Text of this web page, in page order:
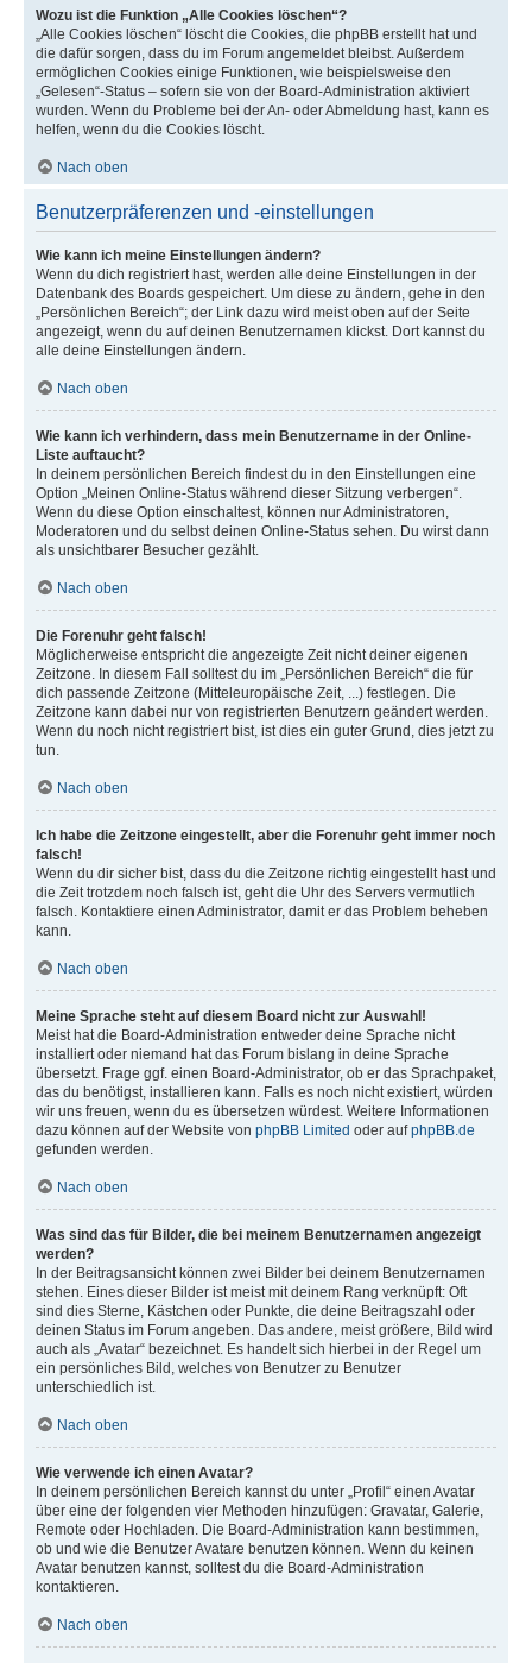
Wozu ist die Funktion „Alle Cookies löschen“?
„Alle Cookies löschen“ löscht die Cookies, die phpBB erstellt hat und
die dafür sorgen, dass du im Forum angemeldet bleibst. Außerdem
ermöglichen Cookies einige Funktionen, wie beispielsweise den
„Gelesen“-Status – sofern sie von der Board-Administration aktiviert
wurden. Wenn du Probleme bei der An- oder Abmeldung hast, kann es
helfen, wenn du die Cookies löscht.
Nach oben
Benutzerpräferenzen und -einstellungen
Wie kann ich meine Einstellungen ändern?
Wenn du dich registriert hast, werden alle deine Einstellungen in der
Datenbank des Boards gespeichert. Um diese zu ändern, gehe in den
„Persönlichen Bereich“; der Link dazu wird meist oben auf der Seite
angezeigt, wenn du auf deinen Benutzernamen klickst. Dort kannst du
alle deine Einstellungen ändern.
Nach oben
Wie kann ich verhindern, dass mein Benutzername in der Online-
Liste auftaucht?
In deinem persönlichen Bereich findest du in den Einstellungen eine
Option „Meinen Online-Status während dieser Sitzung verbergen“.
Wenn du diese Option einschaltest, können nur Administratoren,
Moderatoren und du selbst deinen Online-Status sehen. Du wirst dann
als unsichtbarer Besucher gezählt.
Nach oben
Die Forenuhr geht falsch!
Möglicherweise entspricht die angezeigte Zeit nicht deiner eigenen
Zeitzone. In diesem Fall solltest du im „Persönlichen Bereich“ die für
dich passende Zeitzone (Mitteleuropäische Zeit, ...) festlegen. Die
Zeitzone kann dabei nur von registrierten Benutzern geändert werden.
Wenn du noch nicht registriert bist, ist dies ein guter Grund, dies jetzt zu
tun.
Nach oben
Ich habe die Zeitzone eingestellt, aber die Forenuhr geht immer noch
falsch!
Wenn du dir sicher bist, dass du die Zeitzone richtig eingestellt hast und
die Zeit trotzdem noch falsch ist, geht die Uhr des Servers vermutlich
falsch. Kontaktiere einen Administrator, damit er das Problem beheben
kann.
Nach oben
Meine Sprache steht auf diesem Board nicht zur Auswahl!
Meist hat die Board-Administration entweder deine Sprache nicht
installiert oder niemand hat das Forum bislang in deine Sprache
übersetzt. Frage ggf. einen Board-Administrator, ob er das Sprachpaket,
das du benötigst, installieren kann. Falls es noch nicht existiert, würden
wir uns freuen, wenn du es übersetzen würdest. Weitere Informationen
dazu können auf der Website von phpBB Limited oder aufphpBB.de
gefunden werden.
Nach oben
Was sind das für Bilder, die bei meinem Benutzernamen angezeigt
werden?
In der Beitragsansicht können zwei Bilder bei deinem Benutzernamen
stehen. Eines dieser Bilder ist meist mit deinem Rang verknüpft: Oft
sind dies Sterne, Kästchen oder Punkte, die deine Beitragszahl oder
deinen Status im Forum angeben. Das andere, meist größere, Bild wird
auch als „Avatar“ bezeichnet. Es handelt sich hierbei in der Regel um
ein persönliches Bild, welches von Benutzer zu Benutzer
unterschiedlich ist.
Nach oben
Wie verwende ich einen Avatar?
In deinem persönlichen Bereich kannst du unter „Profil“ einen Avatar
über eine der folgenden vier Methoden hinzufügen: Gravatar, Galerie,
Remote oder Hochladen. Die Board-Administration kann bestimmen,
ob und wie die Benutzer Avatare benutzen können. Wenn du keinen
Avatar benutzen kannst, solltest du die Board-Administration
kontaktieren.
Nach oben